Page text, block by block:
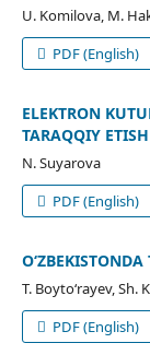
U. Komilova, M.
PDF (English)
ELEKTRON
TARAQQIY
N. Suyarova
PDF (English)
T. Boytо‘rayev, Sh.
PDF (English)